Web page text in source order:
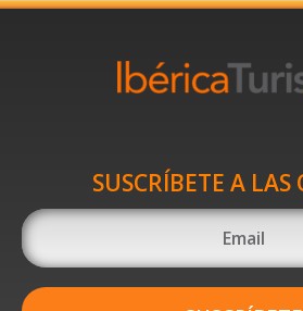
SUSCRÍBETE A LAS